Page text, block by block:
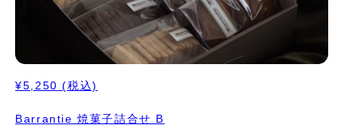
¥5,250 (税込)
Barrantie 焼菓子詰合せ B